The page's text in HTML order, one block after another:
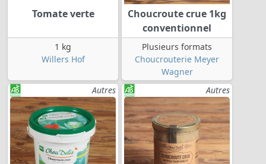
Tomate verte
1 kg
Willers Hof
Choucroute crue 1kg
conventionnel
Plusieurs formats
Choucrouterie Meyer
Wagner
Autres
Autres